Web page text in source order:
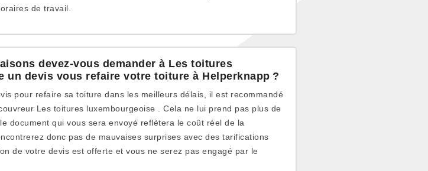
de travail.
devez-vous demander à Les toitures
un devis vous refaire votre toiture à Helperknapp ?
pour refaire sa toiture dans les meilleurs délais, il est recommandé
Les toitures luxembourgeoise . Cela ne lui prend pas plus de
document qui vous sera envoyé reflètera le coût réel de la
donc pas de mauvaises surprises avec des tarifications
de votre devis est offerte et vous ne serez pas engagé par le